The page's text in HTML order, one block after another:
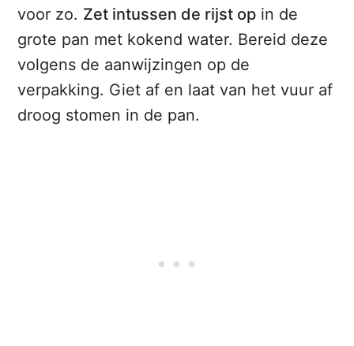
voor zo. Zet intussen de rijst op in de
grote pan met kokend water. Bereid deze
volgens de aanwijzingen op de
verpakking. Giet af en laat van het vuur af
droog stomen in de pan.